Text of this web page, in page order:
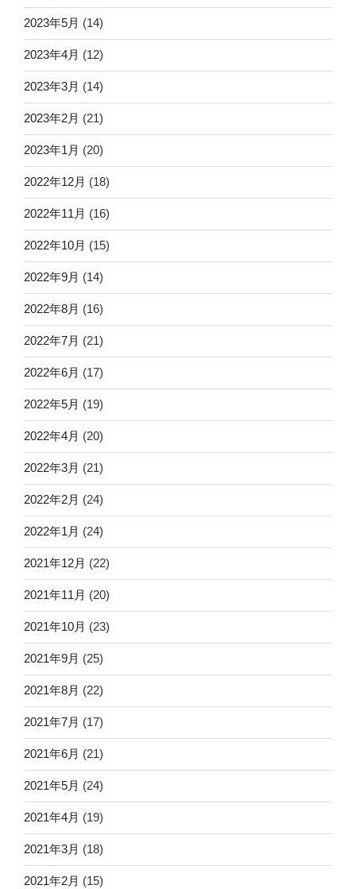
2023年5月 (14)
2023年4月 (12)
2023年3月 (14)
2023年2月 (21)
2023年1月 (20)
2022年12月 (18)
2022年11月 (16)
2022年10月 (15)
2022年9月 (14)
2022年8月 (16)
2022年7月 (21)
2022年6月 (17)
2022年5月 (19)
2022年4月 (20)
2022年3月 (21)
2022年2月 (24)
2022年1月 (24)
2021年12月 (22)
2021年11月 (20)
2021年10月 (23)
2021年9月 (25)
2021年8月 (22)
2021年7月 (17)
2021年6月 (21)
2021年5月 (24)
2021年4月 (19)
2021年3月 (18)
2021年2月 (15)